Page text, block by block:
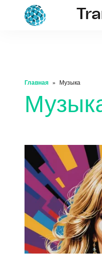
Главная Музыка